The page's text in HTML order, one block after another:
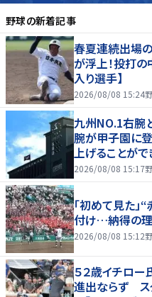
野球の新着記事
春夏連続出場
が浮上！投打の
入り選手】
2026/08/08 15:24
九州NO.1右腕
腕が甲子園に登
上げることがで
2026/08/08 15:17
「初めて見た
付け…納得の理
2026/08/08 15:12
５２歳イチロ
進出ならず ス